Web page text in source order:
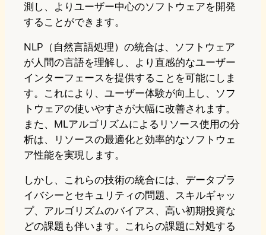
測し、よりユーザー中心のソフトウェアを開発
することができます。
NLP（自然言語処理）の統合は、ソフトウェア
が人間の言語を理解し、より直感的なユーザー
インターフェースを提供することを可能にしま
す。これにより、ユーザー体験が向上し、ソフ
トウェアの使いやすさが大幅に改善されます。
また、MLアルゴリズムによるリソース使用の分
析は、リソースの最適化と効率的なソフトウェ
ア性能を実現します。
しかし、これらの技術の統合には、データプラ
イバシーとセキュリティの問題、スキルギャッ
プ、アルゴリズムのバイアス、高い初期投資な
どの課題も伴います。これらの課題に対処する